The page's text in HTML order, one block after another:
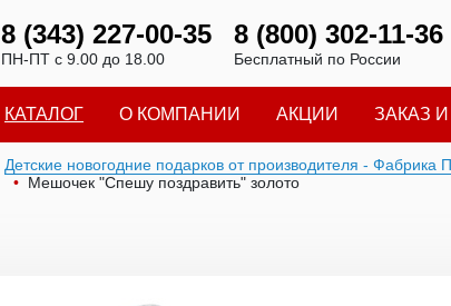
8 (343) 227-00-35
ПН-ПТ с 9.00 до 18.00
8 (800) 302-11-36
Бесплатный по России
КАТАЛОГ О КОМПАНИИ АКЦИИ ЗАКАЗ
Детские новогодние подарков от производителя - Фабрика
Мешочек "Спешу поздравить" золото